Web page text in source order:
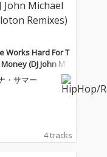
Works Hard For T
(DJ John Mic
Peloton Remixes)
・サマー
4 tracks